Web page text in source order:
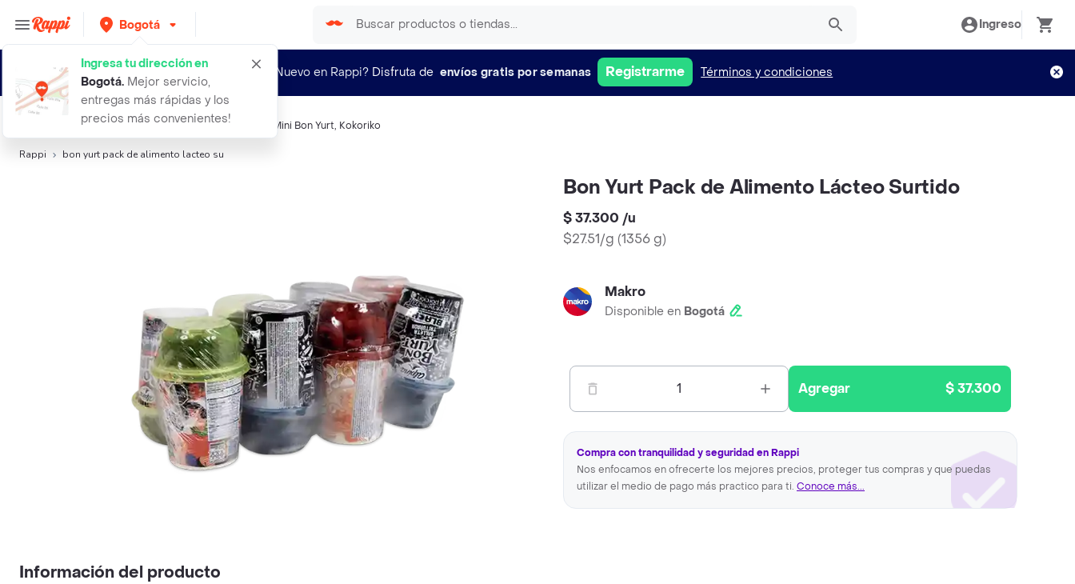
Bogotá
Ingresa tu dirección en
Bogotá. Mejor servicio,
entregas más rápidas y los
precios más convenientes!
Ingreso
¿Nuevo en Rappi? Disfruta de envíos gratis por semanas Registrarme Términos y condiciones
Búsquedas relacionadas:Yogurt,Bon Yurt,Alquemix Mini Bon Yurt, Kokoriko
Rappi bon yurt pack de alimento lacteo su
Bon Yurt Pack de Alimento Lácteo Surtido
$ 37.300 /u
$27.51/g (1356 g)
Makro
Disponible en Bogotá
1 Agregar $ 37.300
Compra con tranquilidad y seguridad en Rappi
Nos enfocamos en ofrecerte los mejores precios, proteger tus compras y que puedas
utilizar el medio de pago más practico para ti. Conoce más...
Información del producto